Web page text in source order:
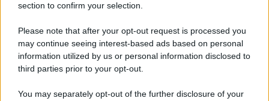
section to confirm your selection.
Please note that after your opt-out request is processed you
may continue seeing interest-based ads based on personal
information utilized by us or personal information disclosed to
third parties prior to your opt-out.
You may separately opt-out of the further disclosure of your
Il Covid colpisce anche i dentisti: visite
dimezzate e alcuni studi chiudono
Carlo Ghirlanda presidente Andi, l'Associazione nazionale dentisti
italiani. Solo nel 2020, un'analisi del centro studi dell'Andi stimava
per il primo anno di pandemia un calo medio degli incassi pari al